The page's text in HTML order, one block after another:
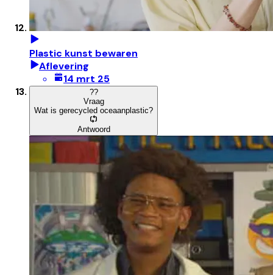
Plastic kunst bewaren
Aflevering
14 mrt 25
??
Vraag
Wat is gerecycled oceaanplastic?
Antwoord